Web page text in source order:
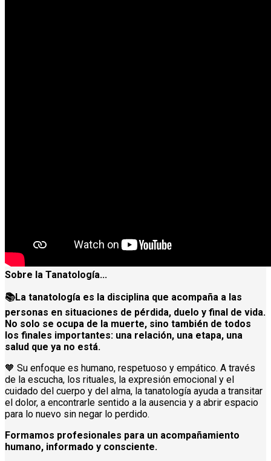
Sobre la Tanatología...
📚La tanatología es la disciplina que acompaña a las
personas en situaciones de pérdida, duelo y final de vida.
No solo se ocupa de la muerte, sino también de todos
los finales importantes: una relación, una etapa, una
salud que ya no está.
🧡 Su enfoque es humano, respetuoso y empático. A través
de la escucha, los rituales, la expresión emocional y el
cuidado del cuerpo y del alma, la tanatología ayuda a transitar
el dolor, a encontrarle sentido a la ausencia y a abrir espacio
para lo nuevo sin negar lo perdido.
Formamos profesionales para un acompañamiento
humano, informado y consciente.